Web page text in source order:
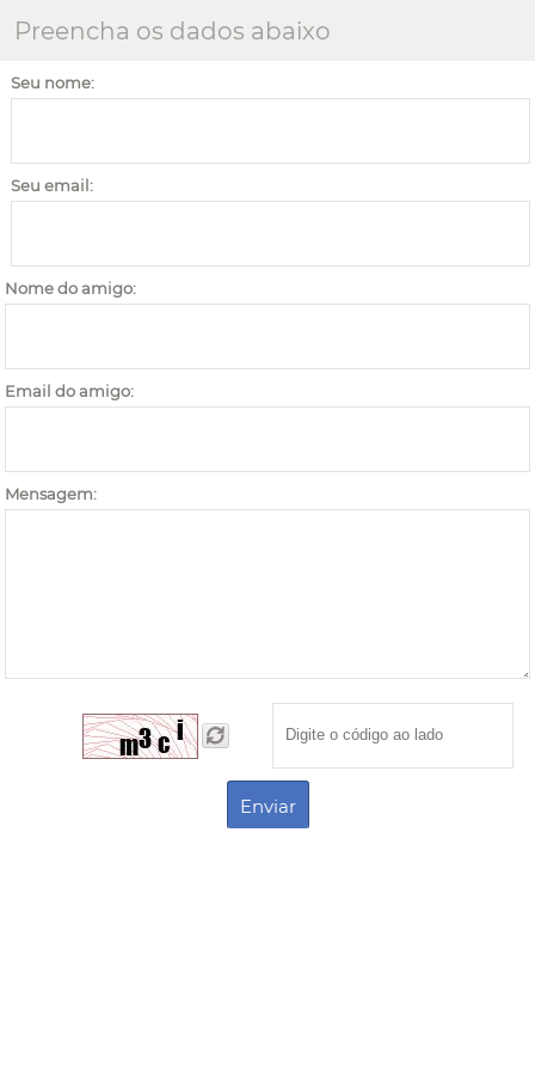
Preencha os dados abaixo
Seu nome:
Seu email:
Nome do amigo:
Email do amigo:
Mensagem:
Enviar